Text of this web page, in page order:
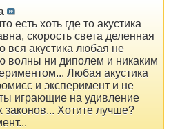
есть хоть где то акустика
скорость света деленная
вся акустика любая не
волны ни диполем и никаким
Любая акустика
и эксперимент и не
играющие на удивление
законов... Хотите лучше?